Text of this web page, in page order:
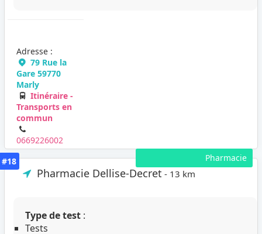
Adresse :
79 Rue la
Gare 59770
Marly
Itinéraire -
Transports en
commun
0669226002
Pharmacie
#18
Pharmacie Dellise-Decret - 13 km
Type de test :
Tests